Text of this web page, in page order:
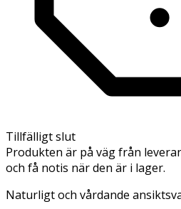
Tillfälligt slut
Produkten är på väg från
och få notis när den är i lager.
Naturligt och vårdande